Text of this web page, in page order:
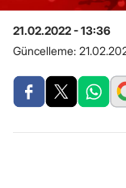
21.02.2022 - 13:36
Güncelleme: